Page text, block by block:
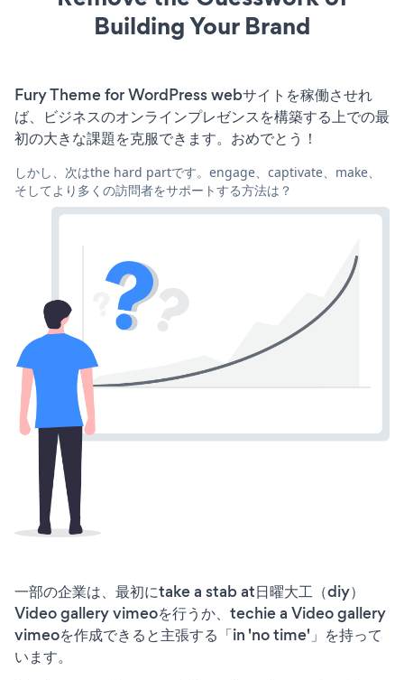
Building Your Brand
Fury Theme for WordPress webサイトを稼働させれ
ば、ビジネスのオンラインプレゼンスを構築する上での最
初の大きな課題を克服できます。おめでとう！
しかし、次はthe hard partです。engage、captivate、make、
そしてより多くの訪問者をサポートする方法は？
一部の企業は、最初にtake a stab at日曜大工（diy）
Video gallery vimeoを行うか、techie a Video gallery
vimeoを作成できると主張する「in 'no time'」を持って
います。